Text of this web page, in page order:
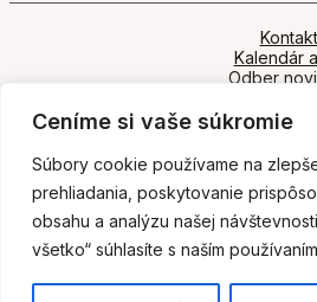
Ceníme si vaše súkromie
Súbory cookie používame na
prehliadania, poskytovanie
obsahu a analýzu našej
všetko“ súhlasíte s naším
Kontakt
Kalendár
Odber
Copyright © 2026 Zenová škola